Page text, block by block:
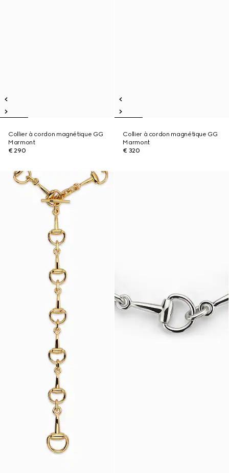
Collier à cordon magnétique GG
Marmont
€ 290
Collier à cordon magnétique GG
Marmont
€ 320